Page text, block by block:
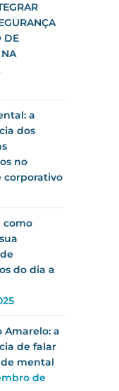
DE
a
dos
no
corporativo
como
do dia a
Amarelo: a
de falar
mental
de